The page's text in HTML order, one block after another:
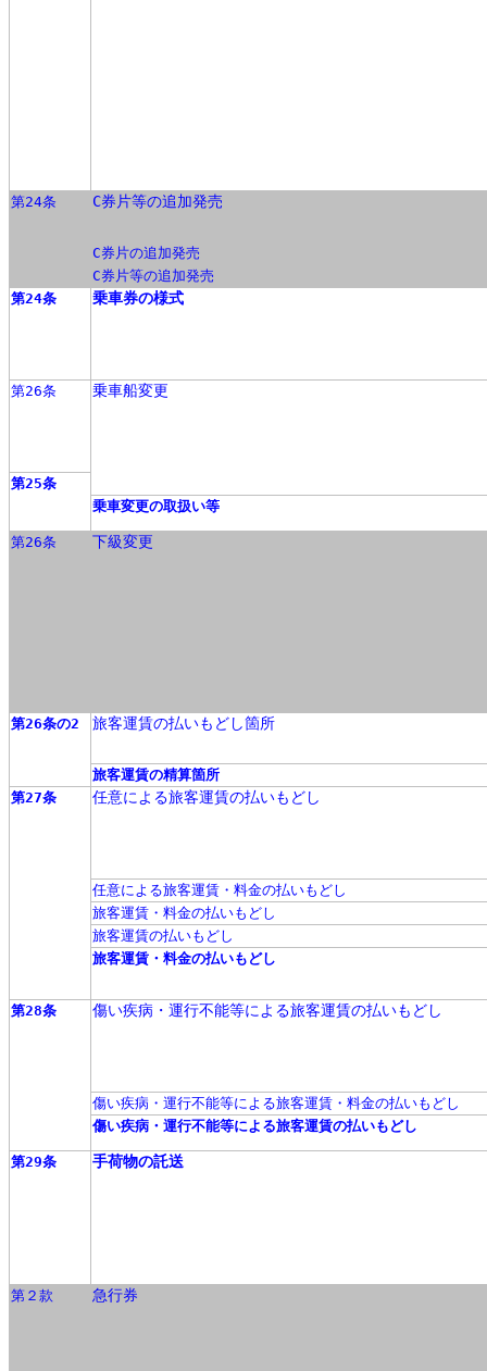
第24条 C券片等の追加発売
C券片の追加発売
C券片等の追加発売
第24条
乗車券の様式
第26条 乗車船変更
第25条
乗車変更の取扱い等
第26条 下級変更
第26条の2 旅客運賃の払いもどし箇所
旅客運賃の精算箇所
第27条
任意による旅客運賃の払いもどし
任意による旅客運賃・料金の払いもどし
旅客運賃・料金の払いもどし
旅客運賃の払いもどし
旅客運賃・料金の払いもどし
第28条 傷い疾病・運行不能等による旅客運賃の払いもどし
傷い疾病・運行不能等による旅客運賃・料金の払いもどし
傷い疾病・運行不能等による旅客運賃の払いもどし
第29条 手荷物の託送
第２款 急行券